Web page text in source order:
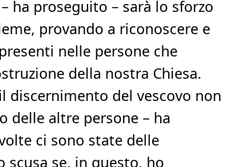
ha proseguito – sarà lo sforzo
provando a riconoscere e
nelle persone che
della nostra Chiesa.
discernimento del vescovo non
delle altre persone – ha
ci sono state delle
scusa se, in questo, ho